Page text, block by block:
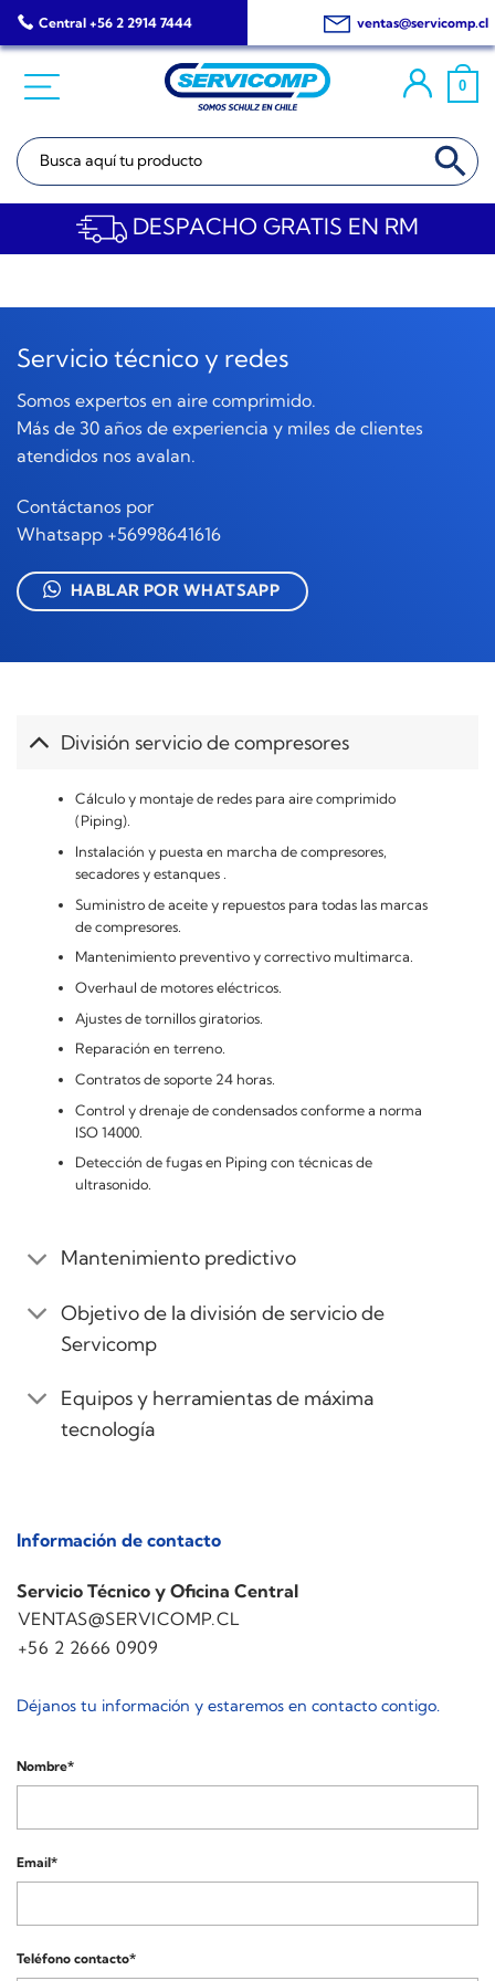
Saltar
al
Central +56 2 2914 7444 ventas@servicomp.cl
0
Buscar: BOTÓN DE
DESPACHO GRATIS EN RM
Servicio técnico y redes
Somos expertos en aire comprimido.
Más de 30 años de experiencia y miles de clientes
atendidos nos avalan.
Contáctanos por
Whatsapp +56998641616
HABLAR POR WHATSAPP
División servicio de compresores
Cálculo y montaje de redes para aire comprimido
(Piping).
Instalación y puesta en marcha de compresores,
secadores y estanques .
Suministro de aceite y repuestos para todas las marcas
de compresores.
Mantenimiento preventivo y correctivo multimarca.
Overhaul de motores eléctricos.
Ajustes de tornillos giratorios.
Reparación en terreno.
Contratos de soporte 24 horas.
Control y drenaje de condensados conforme a norma
ISO 14000.
Detección de fugas en Piping con técnicas de
ultrasonido.
Mantenimiento predictivo
Objetivo de la división de servicio de
Servicomp
Equipos y herramientas de máxima
tecnología
Información de contacto
Servicio Técnico y Oficina Central
VENTAS@SERVICOMP.CL
+56 2 2666 0909
Déjanos tu información y estaremos en contacto contigo.
Nombre*
Email*
Teléfono contacto*